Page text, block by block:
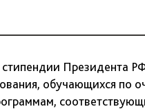
стипендии Президента
обучающихся